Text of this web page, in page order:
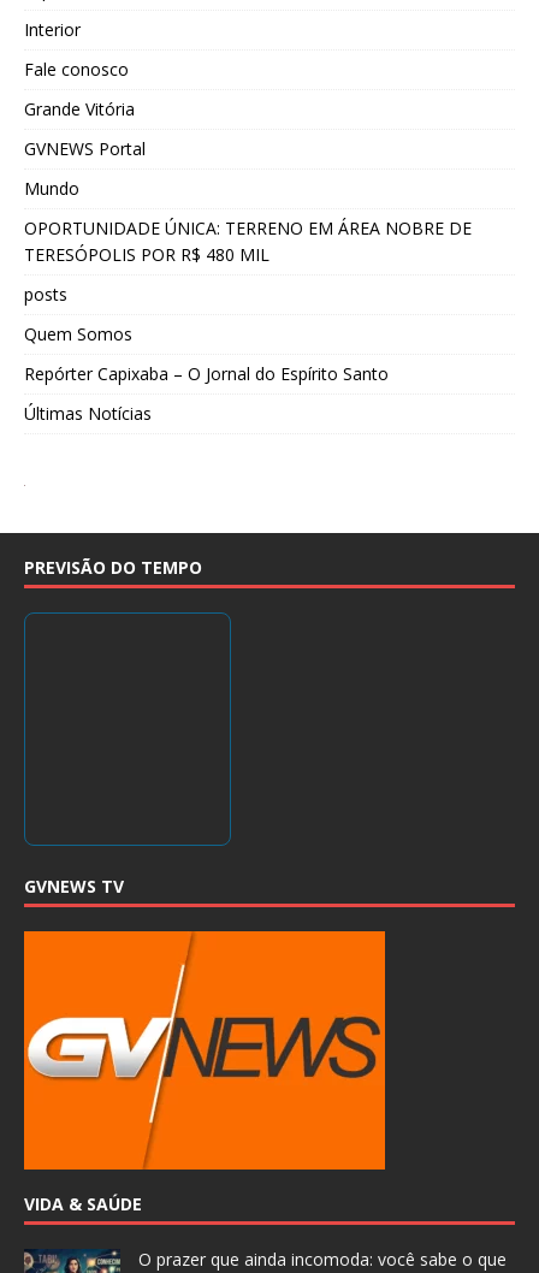
Interior
Fale conosco
Grande Vitória
GVNEWS Portal
Mundo
OPORTUNIDADE ÚNICA: TERRENO EM ÁREA NOBRE DE
TERESÓPOLIS POR R$ 480 MIL
posts
Quem Somos
Repórter Capixaba – O Jornal do Espírito Santo
Últimas Notícias
PREVISÃO DO TEMPO
GVNEWS TV
VIDA & SAÚDE
O prazer que ainda incomoda: você sabe o que